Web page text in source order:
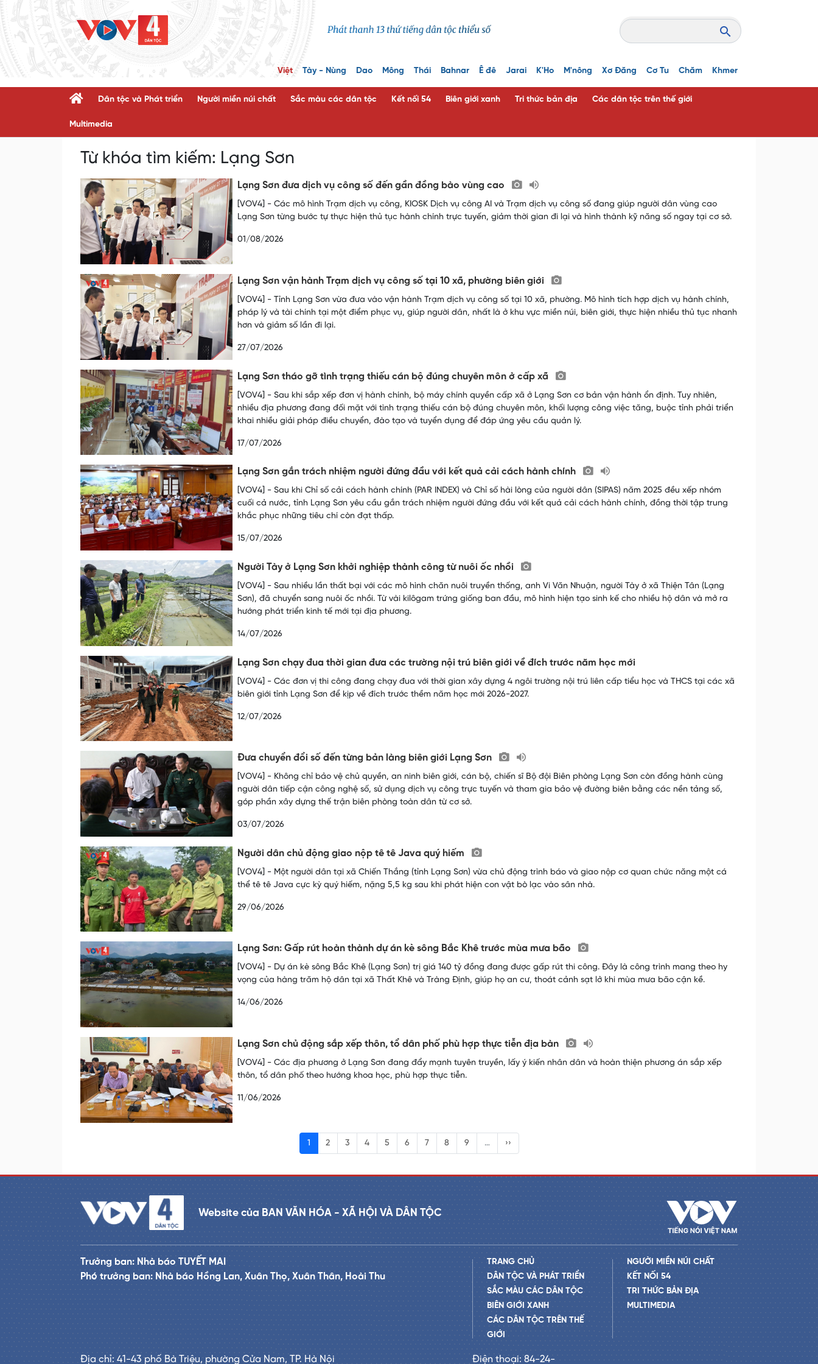
Việt Tày - Nùng Dao Mông Thái Bahnar Ê đê Jarai K'Ho M'nông Xơ Đăng Cơ Tu Chăm Khmer
Dân tộc và Phát triển Người miền núi chất Sắc màu các dân tộc Kết nối 54 Biên giới xanh Tri thức bản địa Các dân tộc trên thế giới
Multimedia
Từ khóa tìm kiếm: Lạng Sơn
Lạng Sơn đưa dịch vụ công số đến gần đồng bào vùng cao
[VOV4] - Các mô hình Trạm dịch vụ công, KIOSK Dịch vụ công AI và Trạm dịch vụ công số đang giúp người dân vùng cao
Lạng Sơn từng bước tự thực hiện thủ tục hành chính trực tuyến, giảm thời gian đi lại và hình thành kỹ năng số ngay tại cơ sở.
01/08/2026
Lạng Sơn vận hành Trạm dịch vụ công số tại 10 xã, phường biên giới
[VOV4] - Tỉnh Lạng Sơn vừa đưa vào vận hành Trạm dịch vụ công số tại 10 xã, phường. Mô hình tích hợp dịch vụ hành chính,
pháp lý và tài chính tại một điểm phục vụ, giúp người dân, nhất là ở khu vực miền núi, biên giới, thực hiện nhiều thủ tục nhanh
hơn và giảm số lần đi lại.
27/07/2026
Lạng Sơn tháo gỡ tình trạng thiếu cán bộ đúng chuyên môn ở cấp xã
[VOV4] - Sau khi sắp xếp đơn vị hành chính, bộ máy chính quyền cấp xã ở Lạng Sơn cơ bản vận hành ổn định. Tuy nhiên,
nhiều địa phương đang đối mặt với tình trạng thiếu cán bộ đúng chuyên môn, khối lượng công việc tăng, buộc tỉnh phải triển
khai nhiều giải pháp điều chuyển, đào tạo và tuyển dụng để đáp ứng yêu cầu quản lý.
17/07/2026
Lạng Sơn gắn trách nhiệm người đứng đầu với kết quả cải cách hành chính
[VOV4] - Sau khi Chỉ số cải cách hành chính (PAR INDEX) và Chỉ số hài lòng của người dân (SIPAS) năm 2025 đều xếp nhóm
cuối cả nước, tỉnh Lạng Sơn yêu cầu gắn trách nhiệm người đứng đầu với kết quả cải cách hành chính, đồng thời tập trung
khắc phục những tiêu chí còn đạt thấp.
15/07/2026
Người Tày ở Lạng Sơn khởi nghiệp thành công từ nuôi ốc nhồi
[VOV4] - Sau nhiều lần thất bại với các mô hình chăn nuôi truyền thống, anh Vi Văn Nhuận, người Tày ở xã Thiện Tân (Lạng
Sơn), đã chuyển sang nuôi ốc nhồi. Từ vài kilôgam trứng giống ban đầu, mô hình hiện tạo sinh kế cho nhiều hộ dân và mở ra
hướng phát triển kinh tế mới tại địa phương.
14/07/2026
Lạng Sơn chạy đua thời gian đưa các trường nội trú biên giới về đích trước năm học mới
[VOV4] - Các đơn vị thi công đang chạy đua với thời gian xây dựng 4 ngôi trường nội trú liên cấp tiểu học và THCS tại các xã
biên giới tỉnh Lạng Sơn để kịp về đích trước thềm năm học mới 2026-2027.
12/07/2026
Đưa chuyển đổi số đến từng bản làng biên giới Lạng Sơn
[VOV4] - Không chỉ bảo vệ chủ quyền, an ninh biên giới, cán bộ, chiến sĩ Bộ đội Biên phòng Lạng Sơn còn đồng hành cùng
người dân tiếp cận công nghệ số, sử dụng dịch vụ công trực tuyến và tham gia bảo vệ đường biên bằng các nền tảng số,
góp phần xây dựng thế trận biên phòng toàn dân từ cơ sở.
03/07/2026
Người dân chủ động giao nộp tê tê Java quý hiếm
[VOV4] - Một người dân tại xã Chiến Thắng (tỉnh Lạng Sơn) vừa chủ động trình báo và giao nộp cơ quan chức năng một cá
thể tê tê Java cực kỳ quý hiếm, nặng 5,5 kg sau khi phát hiện con vật bò lạc vào sân nhà.
29/06/2026
Lạng Sơn: Gấp rút hoàn thành dự án kè sông Bắc Khê trước mùa mưa bão
[VOV4] - Dự án kè sông Bắc Khê (Lạng Sơn) trị giá 140 tỷ đồng đang được gấp rút thi công. Đây là công trình mang theo hy
vọng của hàng trăm hộ dân tại xã Thất Khê và Tràng Định, giúp họ an cư, thoát cảnh sạt lở khi mùa mưa bão cận kề.
14/06/2026
Lạng Sơn chủ động sắp xếp thôn, tổ dân phố phù hợp thực tiễn địa bàn
[VOV4] - Các địa phương ở Lạng Sơn đang đẩy mạnh tuyên truyền, lấy ý kiến nhân dân và hoàn thiện phương án sắp xếp
thôn, tổ dân phố theo hướng khoa học, phù hợp thực tiễn.
11/06/2026
1 2 3 4 5 6 7 8 9 … ››
Website của BAN VĂN HÓA - XÃ HỘI VÀ DÂN TỘC
Trưởng ban: Nhà báo TUYẾT MAI
Phó trưởng ban: Nhà báo Hồng Lan, Xuân Thọ, Xuân Thân, Hoài Thu
TRANG CHỦ
DÂN TỘC VÀ PHÁT TRIỂN
SẮC MÀU CÁC DÂN TỘC
BIÊN GIỚI XANH
CÁC DÂN TỘC TRÊN THẾ
GIỚI
NGƯỜI MIỀN NÚI CHẤT
KẾT NỐI 54
TRI THỨC BẢN ĐỊA
MULTIMEDIA
Địa chỉ: 41-43 phố Bà Triệu, phường Cửa Nam, TP. Hà Nội Điện thoại: 84-24-